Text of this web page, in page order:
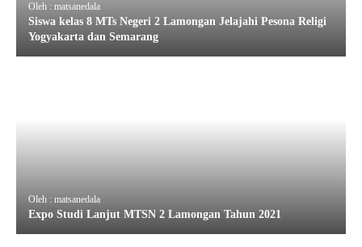
Oleh : matsanedala
Siswa kelas 8 MTs Negeri 2 Lamongan Jelajahi Pesona Religi
Yogyakarta dan Semarang
Oleh : matsanedala
Expo Studi Lanjut MTSN 2 Lamongan Tahun 2021